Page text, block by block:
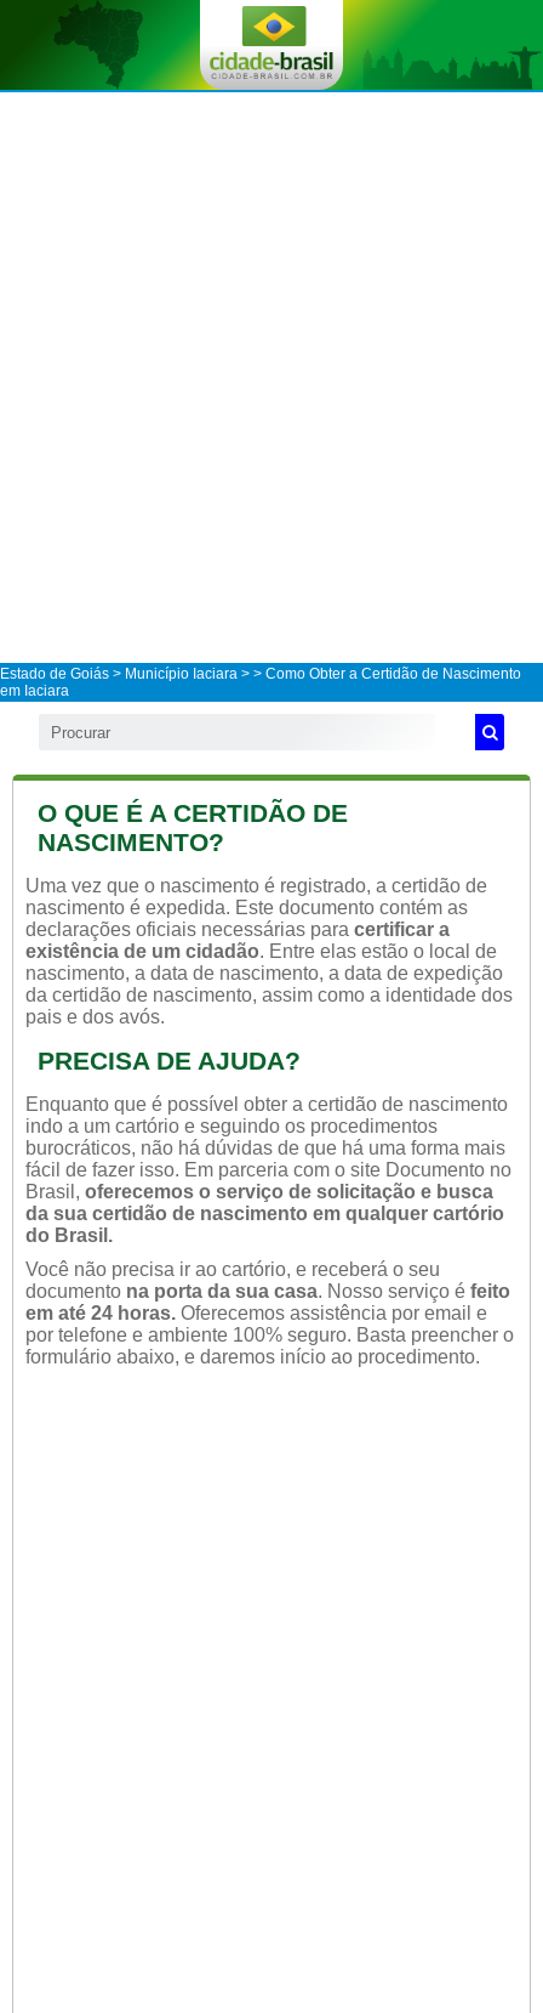
Estado de Goiás > Município Iaciara > > Como Obter a Certidão de Nascimento
em Iaciara
O QUE É A CERTIDÃO DE
NASCIMENTO?
Uma vez que o nascimento é registrado, a certidão de
nascimento é expedida. Este documento contém as
declarações oficiais necessárias para certificar a
existência de um cidadão. Entre elas estão o local de
nascimento, a data de nascimento, a data de expedição
da certidão de nascimento, assim como a identidade dos
pais e dos avós.
PRECISA DE AJUDA?
Enquanto que é possível obter a certidão de nascimento
indo a um cartório e seguindo os procedimentos
burocráticos, não há dúvidas de que há uma forma mais
fácil de fazer isso. Em parceria com o site Documento no
Brasil, oferecemos o serviço de solicitação e busca
da sua certidão de nascimento em qualquer cartório
do Brasil.
Você não precisa ir ao cartório, e receberá o seu
documento na porta da sua casa. Nosso serviço é feito
em até 24 horas. Oferecemos assistência por email e
por telefone e ambiente 100% seguro. Basta preencher o
formulário abaixo, e daremos início ao procedimento.